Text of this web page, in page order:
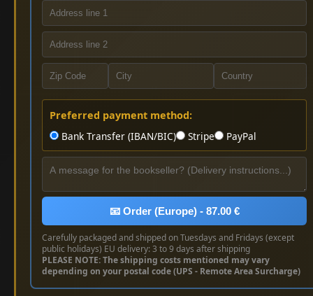
Preferred payment method:
Bank Transfer (IBAN/BIC)
Stripe PayPal
📧 Order (Europe) - 87.00 €
Carefully packaged and shipped on Tuesdays and Fridays (except
public holidays) EU delivery: 3 to 9 days after shipping
PLEASE NOTE: The shipping costs mentioned may vary
depending on your postal code (UPS - Remote Area Surcharge)